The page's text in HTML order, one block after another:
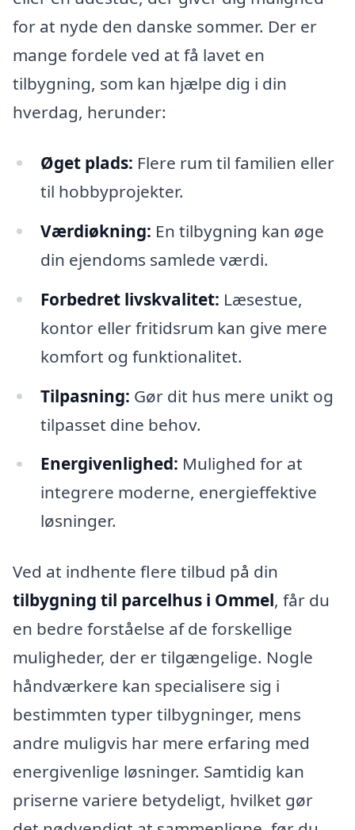
for at nyde den danske sommer. Der er
mange fordele ved at få lavet en
tilbygning, som kan hjælpe dig i din
hverdag, herunder:
Øget plads: Flere rum til familien eller
til hobbyprojekter.
Værdiøkning: En tilbygning kan øge
din ejendoms samlede værdi.
Forbedret livskvalitet: Læsestue,
kontor eller fritidsrum kan give mere
komfort og funktionalitet.
Tilpasning: Gør dit hus mere unikt og
tilpasset dine behov.
Energivenlighed: Mulighed for at
integrere moderne, energieffektive
løsninger.
Ved at indhente flere tilbud på din
tilbygning til parcelhus i Ommel, får du
en bedre forståelse af de forskellige
muligheder, der er tilgængelige. Nogle
håndværkere kan specialisere sig i
bestimmten typer tilbygninger, mens
andre muligvis har mere erfaring med
energivenlige løsninger. Samtidig kan
priserne variere betydeligt, hvilket gør